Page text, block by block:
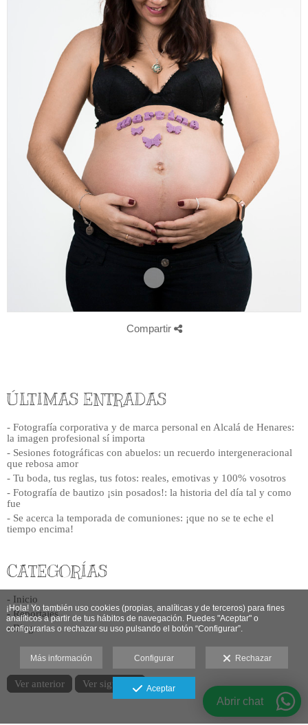
Compartir
ÚLTIMAS ENTRADAS
- Fotografía corporativa y de marca personal en Alcalá de Henares:
la imagen profesional sí importa
- Sesiones fotográficas con abuelos: un recuerdo intergeneracional
que rebosa amor
- Tu boda, tus reglas, tus fotos: reales, emotivas y 100% vosotros
- Fotografía de bautizo ¡sin posados!: la historia del día tal y como
fue
- Se acerca la temporada de comuniones: ¡que no se te eche el
tiempo encima!
CATEGORÍAS
- Inicio
- Reportajes
- Blog
Ver anterior Ver siguiente
¡Hola! Yo también uso cookies (propias, analíticas y de terceros) para fines
analíticos a partir de tus hábitos de navegación. Puedes "Aceptar" o
configurarlas o rechazar su uso pulsando el botón “Configurar”.
Más información Configurar Rechazar
Aceptar
Abrir chat